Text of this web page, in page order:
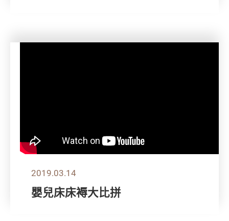
2019.03.14
嬰兒床床褥大比拼